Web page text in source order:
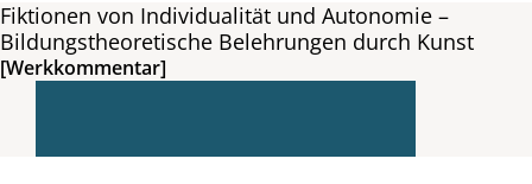
Fiktionen von Individualität und Autonomie –
Bildungstheoretische Belehrungen durch Kunst
[Werkkommentar]